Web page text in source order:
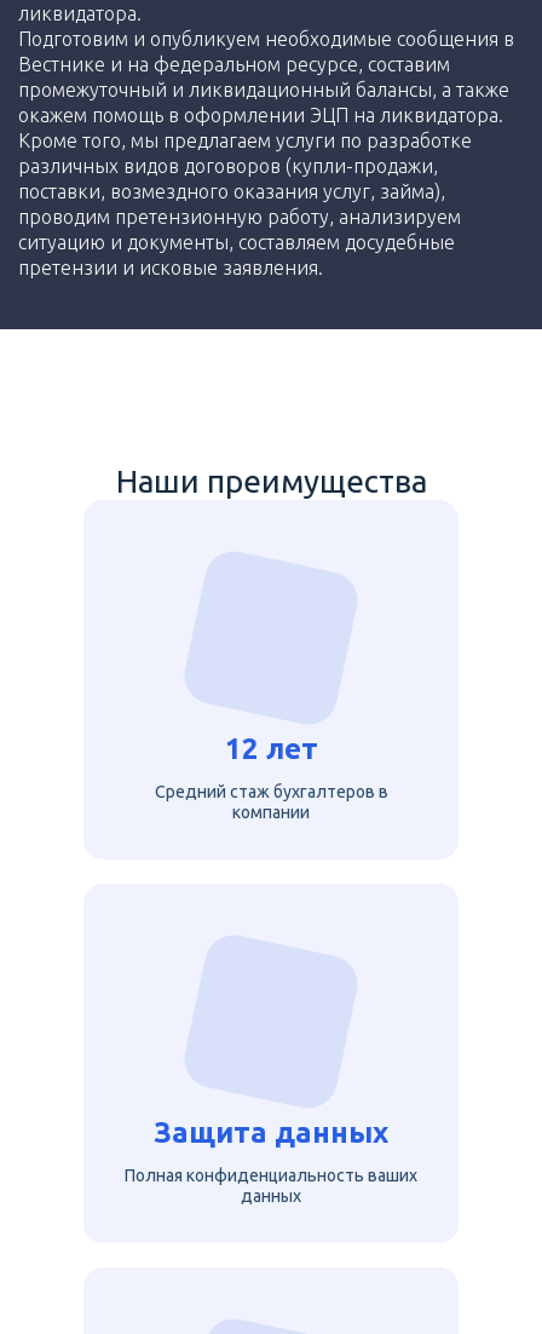
ликвидатора.
Подготовим и опубликуем необходимые сообщения в
Вестнике и на федеральном ресурсе, составим
промежуточный и ликвидационный балансы, а также
окажем помощь в оформлении ЭЦП на ликвидатора.
Кроме того, мы предлагаем услуги по разработке
различных видов договоров (купли-продажи,
поставки, возмездного оказания услуг, займа),
проводим претензионную работу, анализируем
ситуацию и документы, составляем досудебные
претензии и исковые заявления.
Наши преимущества
12 лет
Средний стаж бухгалтеров в
компании
Защита данных
Полная конфиденциальность ваших
данных